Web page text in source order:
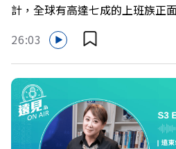
計，全球有高達七成的上班族正
成默默承受著「沉默的倦怠」。
與承上啟下的壓力成為日常，身
止境的自我懷疑，在人際風暴中
集《遠見ON AIR》邀請新書《透
爾模式溝通引導師李崇義與謝佳
的應對姿態，以及在緊湊的職場
🔺你的自我價值，難道只能由考
26:03